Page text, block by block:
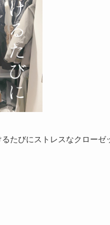
たびにストレスなクローゼ